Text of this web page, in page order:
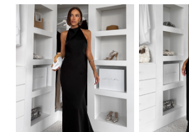
n
í
p
r
o
d
V
ý
p
i
s
p